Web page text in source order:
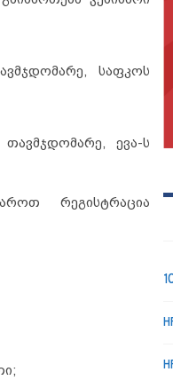
საფკოს
ევა-ს
რეგისტრაცია